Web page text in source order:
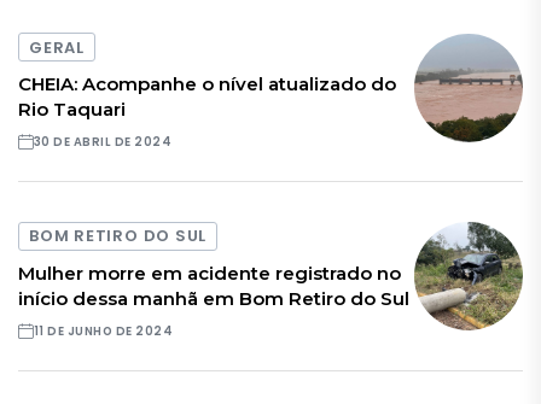
GERAL
CHEIA: Acompanhe o nível atualizado do
Rio Taquari
30 DE ABRIL DE 2024
BOM RETIRO DO SUL
Mulher morre em acidente registrado no
início dessa manhã em Bom Retiro do Sul
11 DE JUNHO DE 2024